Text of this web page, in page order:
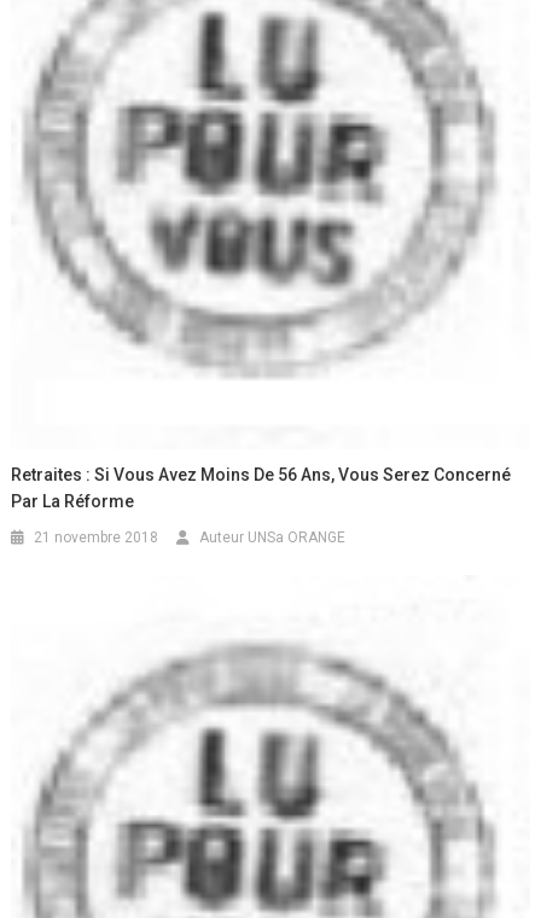
Retraites : Si Vous Avez Moins De 56 Ans, Vous Serez Concerné
Par La Réforme
21 novembre 2018 Auteur UNSa ORANGE